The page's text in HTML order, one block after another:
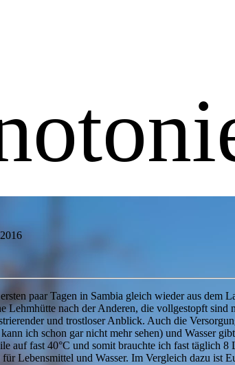
paar Tagen in Sambia gleich wieder aus dem
Lehmhütte nach der Anderen, die vollgestopft
und trostloser Anblick. Auch die
ich schon gar nicht mehr sehen) und Wasser
auf fast 40°C und somit brauchte ich fast täglich
Lebensmittel und Wasser. Im Vergleich dazu ist